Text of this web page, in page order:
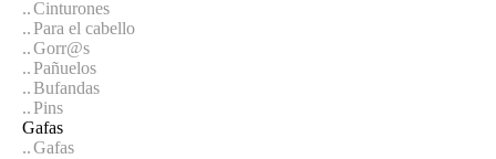
Cinturones
Para el cabello
Gorr@s
Pañuelos
Bufandas
Pins
Gafas
Gafas